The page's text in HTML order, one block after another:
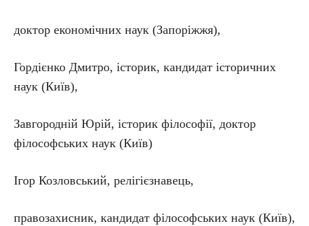
доктор економічних наук (Запоріжжя),
Гордієнко Дмитро, історик, кандидат історичних
наук (Київ),
Завгородній Юрій, історик філософії, доктор
філософських наук (Київ)
Ігор Козловський, релігієзнавець,
правозахисник, кандидат філософських наук (Київ),